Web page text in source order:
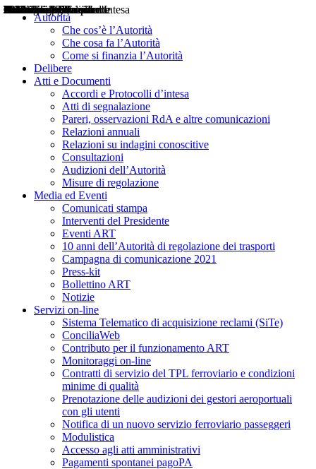
Autorità
Che cos’è l’Autorità
Che cosa fa l’Autorità
Come si finanzia l’Autorità
Delibere
Atti e Documenti
Accordi e Protocolli d’intesa
Atti di segnalazione
Pareri, osservazioni RdA e altre comunicazioni
Relazioni annuali
Relazioni su indagini conoscitive
Consultazioni
Audizioni dell’Autorità
Misure di regolazione
Media ed Eventi
Comunicati stampa
Interventi del Presidente
Eventi ART
10 anni dell’Autorità di regolazione dei trasporti
Campagna di comunicazione 2021
Press-kit
Bollettino ART
Notizie
Servizi on-line
Sistema Telematico di acquisizione reclami (SiTe)
ConciliaWeb
Contributo per il funzionamento ART
Monitoraggi on-line
Contratti di servizio del TPL ferroviario e condizioni
minime di qualità
Prenotazione delle audizioni dei gestori aeroportuali
con gli utenti
Notifica di un nuovo servizio ferroviario passeggeri
Modulistica
Accesso agli atti amministrativi
Pagamenti spontanei pagoPA
Delibere
Pareri
Consultazioni
Audizioni
Atti di Segnalazione
Accordi e Protocolli d'Intesa
Relazioni annuali
Misure di regolazione
Notizie
Comunicati Stampa
Bollettini ART
Convegni ART
Interviste del Presidente
Articoli in primo piano
Interventi del Presidente
2004
2005
2010
2013
2014
2015
2016
2017
2018
2019
202
2020
2021
2022
2023
2024
2025
2026
Aereo
Marittimo
Terrestre